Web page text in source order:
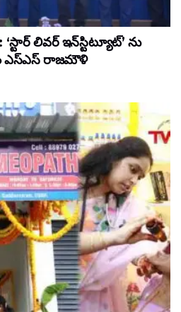
లివర్ ఇన్‌స్టిట్యూట్’ ను
ఎస్ఎస్ రాజ‌మౌళి